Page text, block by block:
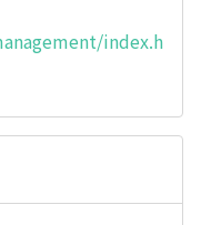
index.h